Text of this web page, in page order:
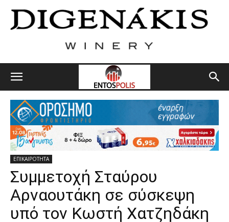
ΕΠΙΚΑΙΡΟΤΗΤΑ
Συμμετοχή Σταύρου
Αρναουτάκη σε σύσκεψη
υπό τον Κωστή Χατζηδάκη